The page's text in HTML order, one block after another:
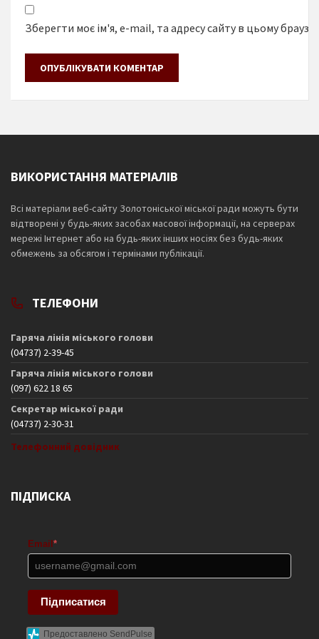
Зберегти моє ім'я, e-mail, та адресу сайту в цьому
ВИКОРИСТАННЯ МАТЕРІАЛІВ
Всі матеріали веб-сайту Золотоніської міської ради можуть бути
відтворені у будь-яких засобах масової інформації, на серверах
мережі Інтернет або на будь-яких інших носіях без будь-яких
обмежень за обсягом і термінами публікації.
ТЕЛЕФОНИ
Гаряча лінія міського голови
(04737) 2-39-45
Гаряча лінія міського голови
(097) 622 18 65
Секретар міської ради
(04737) 2-30-31
Телефонний довідник
ПІДПИСКА
Email *
Підписатися
Предоставлено SendPulse